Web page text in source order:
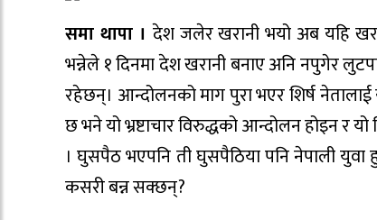
समा थापा ।देश जलेर खरानी भयो अब यहि
भन्नेले १ दिनमा देश खरानी बनाए अनि नपुगेर
रहेछन्। आन्दोलनको माग पुरा भएर शिर्ष नेतालाई
छ भने यो भ्रष्टाचार विरुद्धको आन्दोलन होइन र
। घुसपैठ भएपनि ती घुसपैठिया पनि नेपाली युवा
कसरी बन्न सक्छन्?